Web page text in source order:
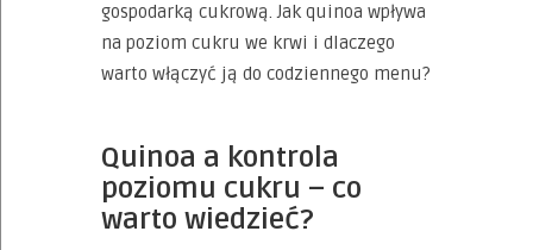
gospodarką cukrową. Jak quinoa wpływa
na poziom cukru we krwi i dlaczego
warto włączyć ją do codziennego menu?
Quinoa a kontrola
poziomu cukru – co
warto wiedzieć?